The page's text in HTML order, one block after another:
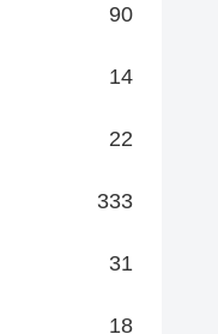
90
14
22
333
31
18